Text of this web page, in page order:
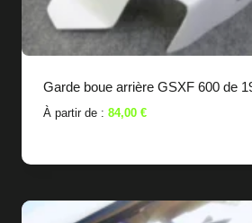
Garde boue arrière GSXF 600 de
À partir de : 84,00 €